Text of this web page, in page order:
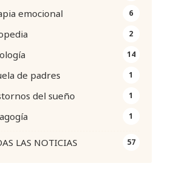
LAS NOTICIAS 57
emocional 6
2
14
de padres 1
del sueño 1
1